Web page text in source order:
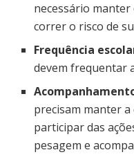
necessário
correr o risco de
Frequência
devem frequentar
precisam manter a
participar das
pesagem e